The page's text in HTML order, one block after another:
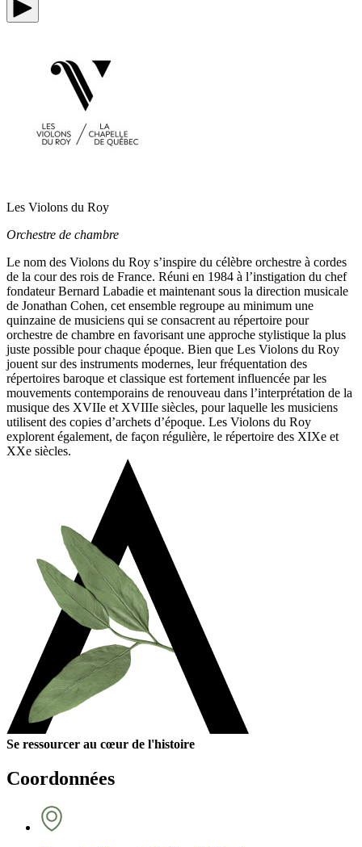
Les Violons du Roy
Orchestre de chambre
Le nom des Violons du Roy s’inspire du célèbre orchestre à cordes
de la cour des rois de France. Réuni en 1984 à l’instigation du chef
fondateur Bernard Labadie et maintenant sous la direction musicale
de Jonathan Cohen, cet ensemble regroupe au minimum une
quinzaine de musiciens qui se consacrent au répertoire pour
orchestre de chambre en favorisant une approche stylistique la plus
juste possible pour chaque époque. Bien que Les Violons du Roy
jouent sur des instruments modernes, leur fréquentation des
répertoires baroque et classique est fortement influencée par les
mouvements contemporains de renouveau dans l’interprétation de la
musique des XVIIe et XVIIIe siècles, pour laquelle les musiciens
utilisent des copies d’archets d’époque. Les Violons du Roy
explorent également, de façon régulière, le répertoire des XIXe et
XXe siècles.
Se ressourcer au cœur de l'histoire
Coordonnées